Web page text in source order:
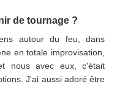
de tournage ?
autour du feu, dans
en totale improvisation,
nous avec eux, c'était
J'ai aussi adoré être